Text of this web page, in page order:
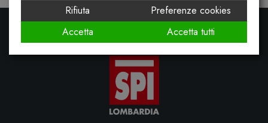
Rifiuta
Preferenze cookies
Accetta
Accetta tutti